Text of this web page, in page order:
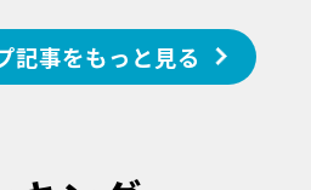
記事をもっと見る